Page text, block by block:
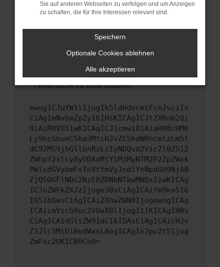
führen, dass bestimmte Funktionen nicht mehr
unterstützt werden.
Wende dich an den Webseitenbetreiber.
Wenn du alle oben genannten Schritte versucht
hast, kontaktiere uns bitte. Wir werden
uns diesen Text schicken, um uns bei der
Fehlersuche zu unterstützen:
ewogICJuYW1lIjogIk5ldHdvcmtFcnJvciIs
CiAgImNvbmZpZyI6IHsKICAgICJtZXRob2Qi
OiAiR0VUIiwKICAgICJ1cmwiOiAiaHR0cHM6
Ly9hcGkueC5ha3MtcHJvZC5hdWRhcmlzLm5l
dC92MS9jbGllbnRzLzIyNDQvd2Vic2l0ZS12
ZWhpY2xlcy8yODAxMjYlMjMyNTM2P2ZpZWxk
PWludGVybmFsTnVtYmVyJndlYnNpdGU9NjA0
ZjQ5OGFlNDc2NzE0ZDNkNTkwMWQxIiwKICAg
ICJoZWFkZXJzIjoge30sCiAgICAiYm9keSI6
IG51bGwsCiAgICAiZXhwZWN0IjogewogICAg
ICAicmVzcG9uc2VUeXBlIjogIiIKICAgIH0s
CiAgICAidGltZW91dCI6IDAsCiAgICAicHJv
Z3Jlc3MiOiBudWxsLAogICAgInJpc2t5Ijog
ZmFsc2UKICB9Cn0=
Sie auf anderen Webseiten zu verfolgen und um Anzeigen
zu schalten, die für Ihre Interessen relevant sind.
Speichern
Optionale Cookies ablehnen
Alle akzeptieren